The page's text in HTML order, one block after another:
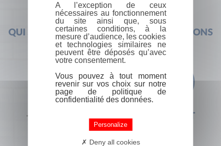
QUI SOMMES-NOUS ? FOIRE AUX QUESTIONS
+33 (0) 1 44 41 29 19 CONTACT
A l’exception de ceux
nécessaires au fonctionnement
du site ainsi que, sous
certaines conditions, à la
mesure d’audience, les cookies
et technologies similaires ne
peuvent être déposés qu’avec
votre consentement.
Vous pouvez à tout moment
revenir sur vos choix sur notre
page de politique de
confidentialité des données.
Personalize
Deny all cookies